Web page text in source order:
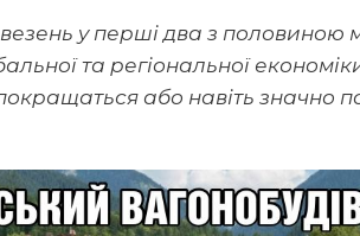
у перші два з половиною
та регіональної
або навіть значно